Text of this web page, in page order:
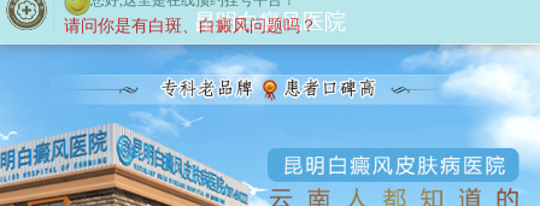
昆明白癜风医院
您好,这里是在线预约挂号平台！
请问你是有白斑、白癜风问题吗？